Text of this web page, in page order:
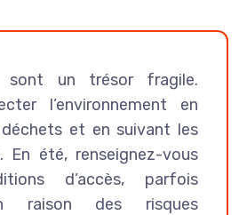
sont un trésor fragile.
l’environnement en
et en suivant les
En été, renseignez-vous
d’accès, parfois
raison des risques